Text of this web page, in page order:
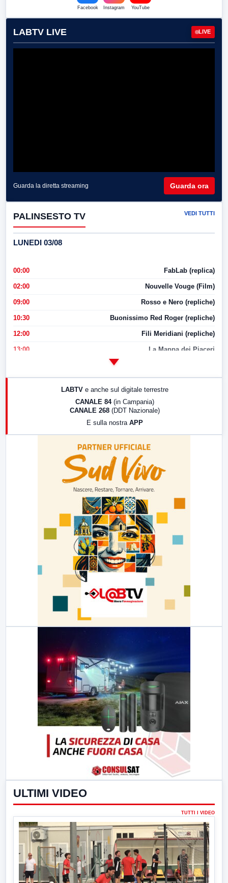
Facebook Instagram YouTube
LABTV LIVE LIVE
Guarda la diretta streaming Guarda ora
PALINSESTO TV VEDI TUTTI
LUNEDI 03/08
00:00 FabLab (replica)
02:00 Nouvelle Vouge (Film)
09:00 Rosso e Nero (repliche)
10:30 Buonissimo Red Roger (repliche)
12:00 Fili Meridiani (repliche)
13:00 La Mappa dei Piaceri
17:00 LabNews (replica)
LABTV e anche sul digitale terrestre
CANALE 84 (in Campania)
CANALE 268 (DDT Nazionale)
E sulla nostra APP
ULTIMI VIDEO
TUTTI I VIDEO